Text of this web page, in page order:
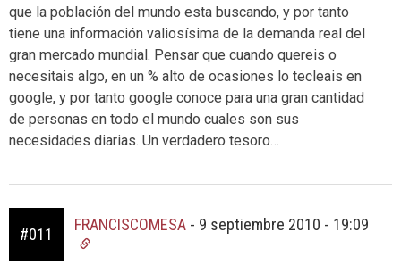
que la población del mundo esta buscando, y por tanto
tiene una información valiosísima de la demanda real del
gran mercado mundial. Pensar que cuando quereis o
necesitais algo, en un % alto de ocasiones lo tecleais en
google, y por tanto google conoce para una gran cantidad
de personas en todo el mundo cuales son sus
necesidades diarias. Un verdadero tesoro…
#011
FRANCISCOMESA - 9 septiembre 2010 - 19:09